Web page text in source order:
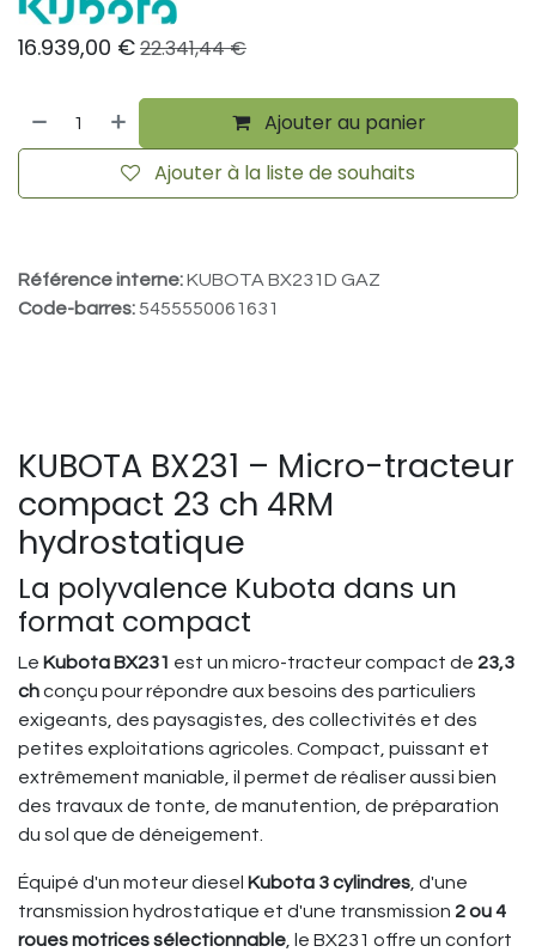
16.939,00 €22.341,44€
Ajouter au panier
Ajouter à la liste de souhaits
Référence interne:KUBOTA BX231D GAZ
Code-barres:5455550061631
KUBOTA BX231 – Micro-tracteur
compact 23 ch 4RM
hydrostatique
La polyvalence Kubota dans un
format compact
Le Kubota BX231 est un micro-tracteur compact de 23,3
chconçu pour répondre aux besoins des particuliers
exigeants, des paysagistes, des collectivités et des
petites exploitations agricoles. Compact, puissant et
extrêmement maniable, il permet de réaliser aussi bien
des travaux de tonte, de manutention, de préparation
du sol que de déneigement.
Équipé d'un moteur diesel Kubota 3 cylindres , d'une
transmission hydrostatique et d'une transmission 2 ou 4
roues motrices sélectionnable , le BX231 offre un confort